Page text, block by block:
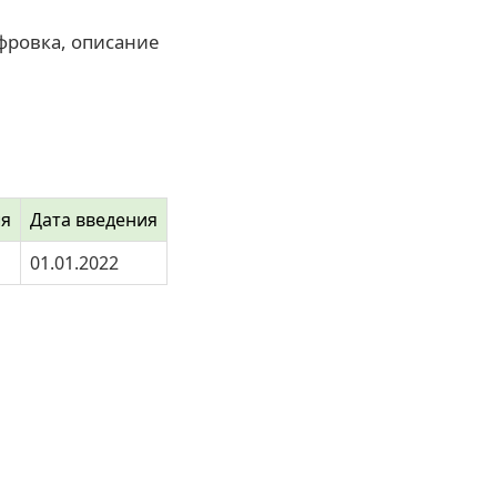
описание
Дата введения
01.01.2022